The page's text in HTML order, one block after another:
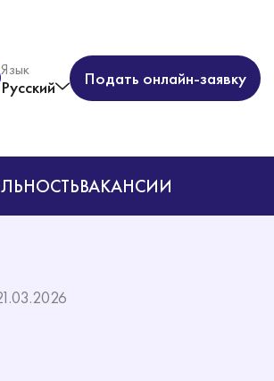
Язык
Русский Подать онлайн-заявку
ВАКАНСИИ